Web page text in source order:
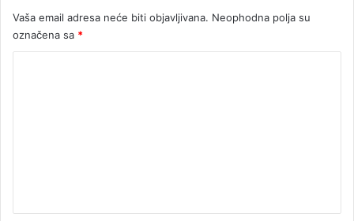
Vaša email adresa neće biti objavljivana. Neophodna polja su
označena sa *